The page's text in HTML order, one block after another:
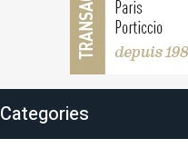
Categories